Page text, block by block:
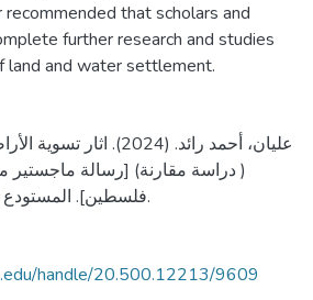
recommended that scholars and
further research and studies
and water settlement.
عليان، أحمد رائد. (2024).
( دراسة مقارنة) [رسالة ماجستير
فلسطين]. المستودع الرقمي لجامعة القدس.
handle/20.500.12213/9609